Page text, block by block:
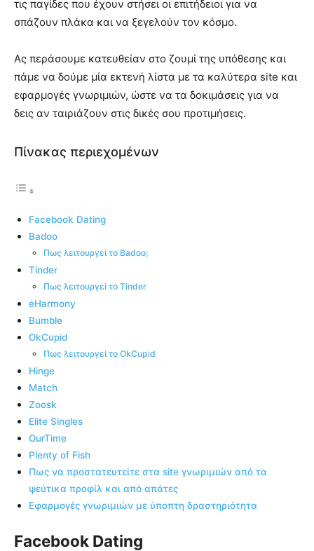
τις παγίδες που έχουν στήσει οι επιτήδειοι για να
σπάζουν πλάκα και να ξεγελούν τον κόσμο.
Ας περάσουμε κατευθείαν στο ζουμί της υπόθεσης και
πάμε να δούμε μία εκτενή λίστα με τα καλύτερα site και
εφαρμογές γνωριμιών, ώστε να τα δοκιμάσεις για να
δεις αν ταιριάζουν στις δικές σου προτιμήσεις.
Πίνακας περιεχομένων
Facebook Dating
Badoo
Πως λειτουργεί το Badoo;
Tinder
Πως λειτουργεί το Tinder
eHarmony
Bumble
OkCupid
Πως λειτουργεί το OkCupid
Hinge
Match
Zoosk
Elite Singles
OurTime
Plenty of Fish
Πως να προστατευτείτε στα site γνωριμιών από τα
ψεύτικα προφίλ και από απάτες
Εφαρμογές γνωριμιών με ύποπτη δραστηριότητα
Facebook Dating